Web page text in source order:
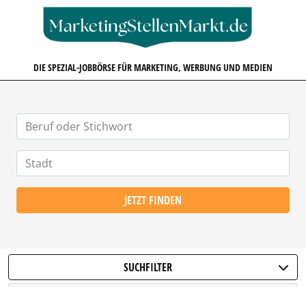
DIE SPEZIAL-JOBBÖRSE FÜR MARKETING, WERBUNG UND MEDIEN
JETZT FINDEN
SUCHFILTER